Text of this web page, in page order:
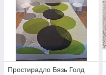
Простирадло Бязь Голд